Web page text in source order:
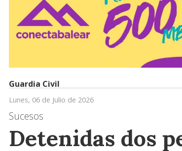
Guardia Civil
Lunes, 06 de Julio de 2026
Sucesos
Detenidas dos